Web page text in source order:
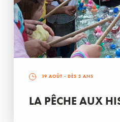
19 AOÛT - DÈS 3 ANS
LA PÊCHE AUX